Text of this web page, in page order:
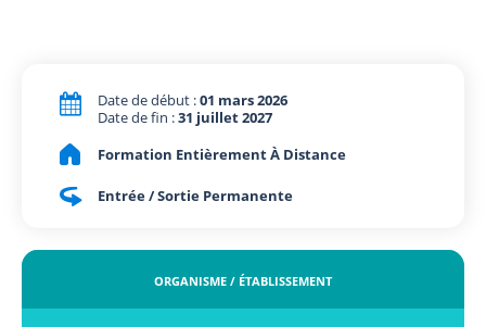
Date de début :01 mars 2026
Date de fin :31 juillet 2027
Formation Entièrement À Distance
Entrée / Sortie Permanente
ORGANISME / ÉTABLISSEMENT